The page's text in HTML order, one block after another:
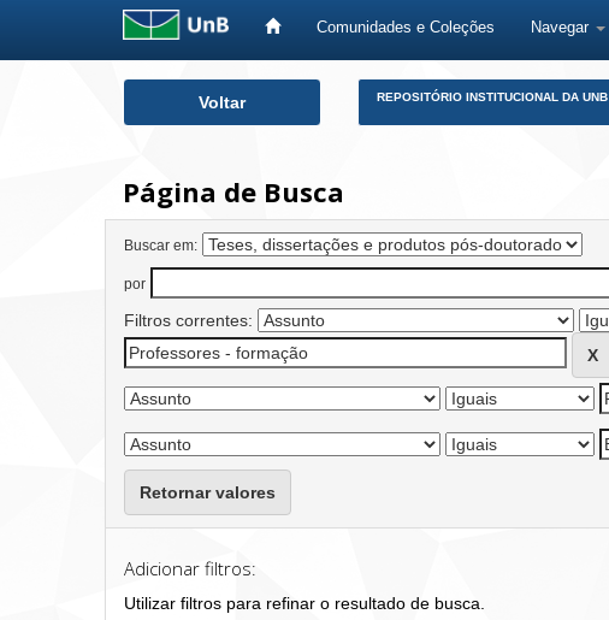
Comunidades e Coleções Navegar
Voltar REPOSITÓRIO INSTITUCIONAL DA UNB
Página de Busca
Buscar em:
por
Filtros correntes:
Retornar valores
Adicionar filtros:
Utilizar filtros para refinar o resultado de busca.